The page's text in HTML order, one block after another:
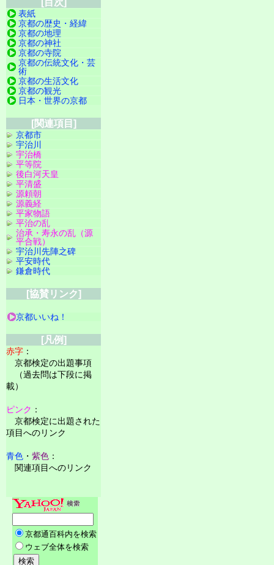
[目次]
表紙
京都の歴史・経緯
京都の地理
京都の神社
京都の寺院
京都の伝統文化・芸
術
京都の生活文化
京都の観光
日本・世界の京都
[関連項目]
京都市
宇治川
宇治橋
平等院
後白河天皇
平清盛
源頼朝
源義経
平家物語
平治の乱
治承・寿永の乱（源
平合戦）
宇治川先陣之碑
平安時代
鎌倉時代
[協賛リンク]
京都いいね！
[凡例]
赤字 ：
京都検定の出題事項
（過去問は下段に掲
載）
ピンク ：
京都検定に出題された
項目へのリンク
青色 ・ 紫色 ：
関連項目へのリンク